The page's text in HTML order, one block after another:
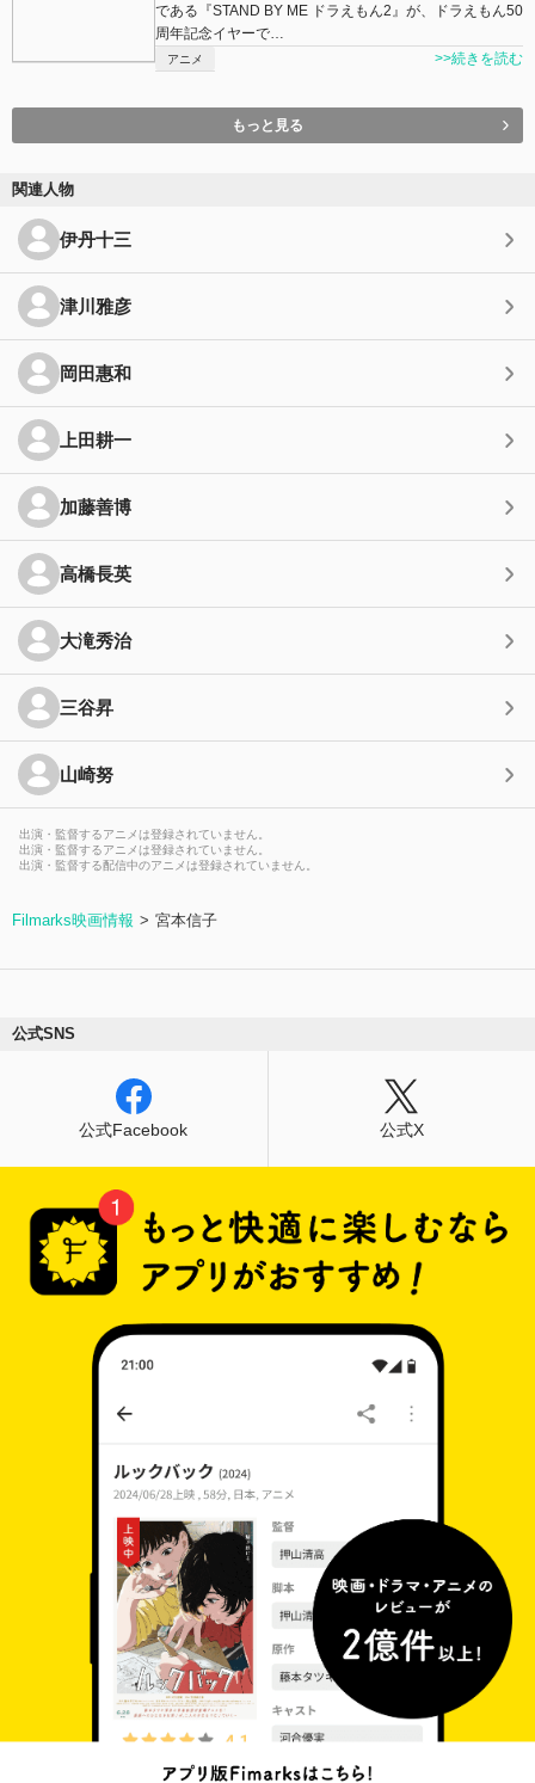
である『STAND BY ME ドラえもん2』が、ドラえもん50
周年記念イヤーで…
アニメ >>続きを読む
もっと見る
関連人物
伊丹十三
津川雅彦
岡田惠和
上田耕一
加藤善博
高橋長英
大滝秀治
三谷昇
山崎努
出演・監督するアニメは登録されていません。
出演・監督するアニメは登録されていません。
出演・監督する配信中のアニメは登録されていません。
Filmarks映画情報 宮本信子
公式SNS
公式Facebook 公式X